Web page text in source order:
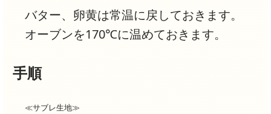
バター、卵黄は常温に戻しておきます。
オーブンを170℃に温めておきます。
手順
≪サブレ生地≫